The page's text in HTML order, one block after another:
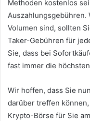
Methoden kostenlos
Auszahlungsgebühren.
Volumen sind, sollten
Taker-Gebühren für
Sie, dass bei
fast immer die
Wir hoffen, dass Sie
darüber treffen
Krypto-Börse für Sie